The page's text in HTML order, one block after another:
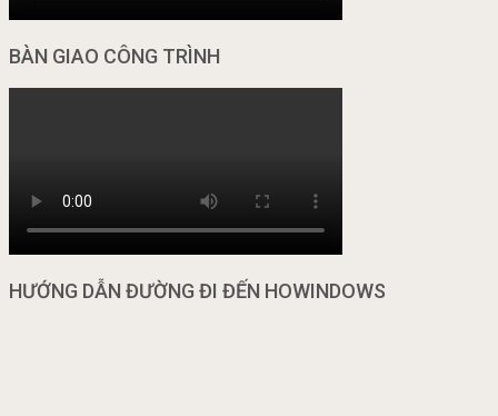
BÀN GIAO CÔNG TRÌNH
HƯỚNG DẪN ĐƯỜNG ĐI ĐẾN HOWINDOWS